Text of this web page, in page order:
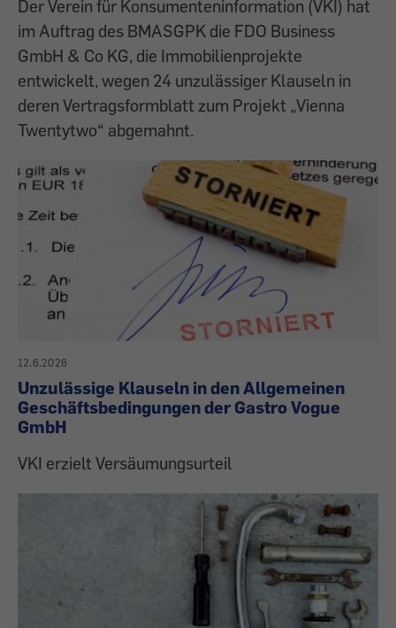
Der Verein für Konsumenteninformation (VKI) hat
im Auftrag des BMASGPK die FDO Business
GmbH & Co KG, die Immobilienprojekte
entwickelt, wegen 24 unzulässiger Klauseln in
deren Vertragsformblatt zum Projekt „Vienna
Twentytwo“ abgemahnt.
12.6.2026
Unzulässige Klauseln in den Allgemeinen
Geschäftsbedingungen der Gastro Vogue
GmbH
VKI erzielt Versäumungsurteil